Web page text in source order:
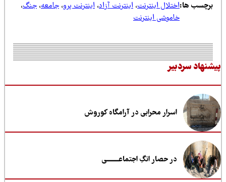
ها:اختلال اینترنت،اینترنت آزاد،اینترنت پرو،جامعه،جنگ
خاموشی اینترنت
سردبیر
اسرار محرابی در آرامگاه کوروش
در حصار انگِ اجتماعــــــــی